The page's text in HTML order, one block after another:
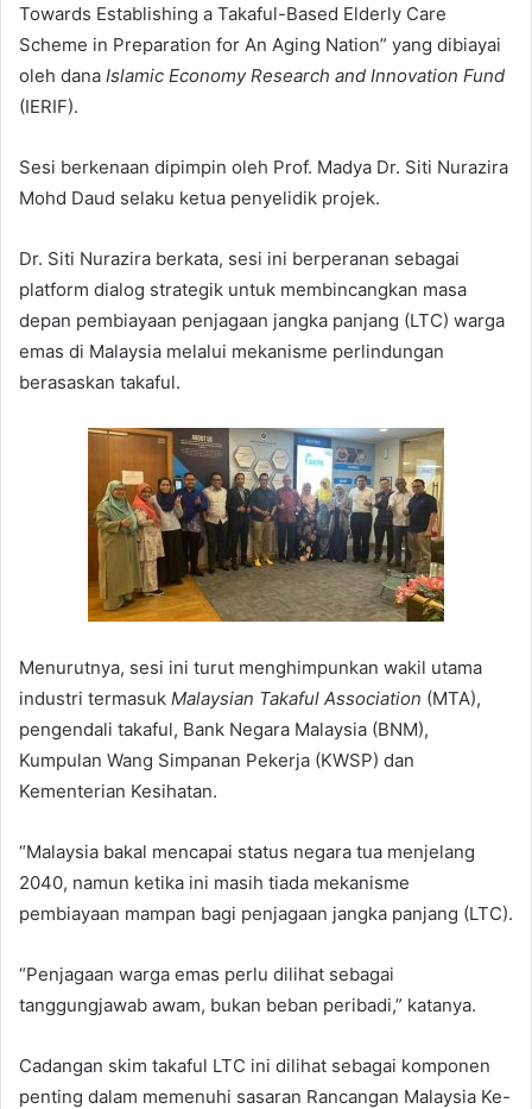
Towards Establishing a Takaful-Based Elderly Care
Scheme in Preparation for An Aging Nation” yang dibiayai
oleh dana Islamic Economy Research and Innovation Fund
(IERIF).
Sesi berkenaan dipimpin oleh Prof. Madya Dr. Siti Nurazira
Mohd Daud selaku ketua penyelidik projek.
Dr. Siti Nurazira berkata, sesi ini berperanan sebagai
platform dialog strategik untuk membincangkan masa
depan pembiayaan penjagaan jangka panjang (LTC) warga
emas di Malaysia melalui mekanisme perlindungan
berasaskan takaful.
Menurutnya, sesi ini turut menghimpunkan wakil utama
industri termasuk Malaysian Takaful Association (MTA),
pengendali takaful, Bank Negara Malaysia (BNM),
Kumpulan Wang Simpanan Pekerja (KWSP) dan
Kementerian Kesihatan.
“Malaysia bakal mencapai status negara tua menjelang
2040, namun ketika ini masih tiada mekanisme
pembiayaan mampan bagi penjagaan jangka panjang (LTC).
“Penjagaan warga emas perlu dilihat sebagai
tanggungjawab awam, bukan beban peribadi,” katanya.
Cadangan skim takaful LTC ini dilihat sebagai komponen
penting dalam memenuhi sasaran Rancangan Malaysia Ke-